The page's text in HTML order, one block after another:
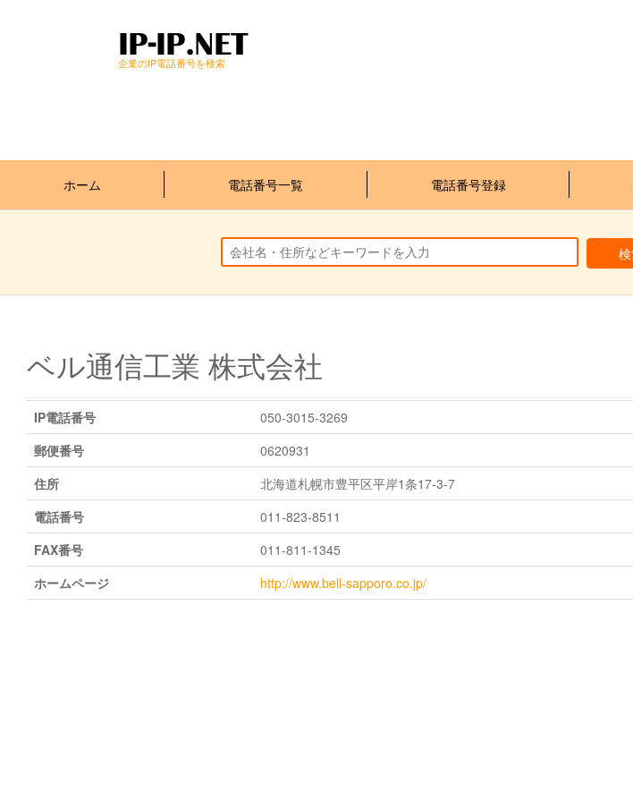
企業のIP電話番号を検索
ホーム 電話番号一覧 電話番号登録
ベル通信工業 株式会社
IP電話番号
050-3015-3269
郵便番号
0620931
住所
北海道札幌市豊平区平岸1条17-3-7
電話番号
011-823-8511
FAX番号
011-811-1345
ホームページ
http://www.bell-sapporo.co.jp/